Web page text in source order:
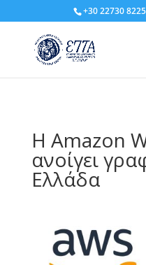
+30 22730
H Amazon
ανοίγει
Ελλάδα